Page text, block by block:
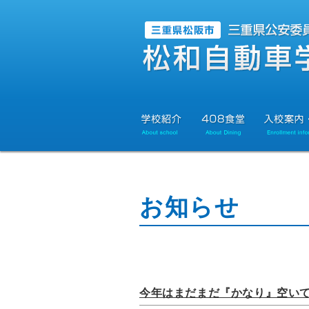
お知らせ
今年はまだまだ『かなり』空い